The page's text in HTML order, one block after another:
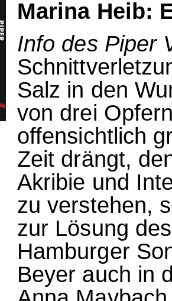
Marina Heib:
Info des Piper
Salz in den
von drei
offensichtlich
Zeit drängt,
Akribie und
zu verstehen,
zur Lösung
Hamburger
Beyer auch in